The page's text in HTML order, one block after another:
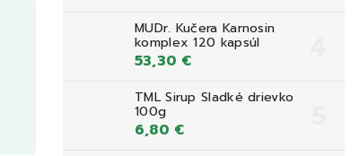
MUDr. Kučera Karnosin
komplex 120 kapsúl
53,30 €
TML Sirup Sladké drievko
100g
6,80 €